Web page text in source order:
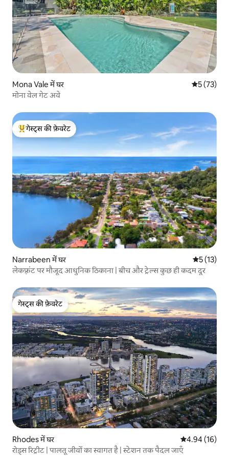
Mona Vale में घर औसत रेटिंग
5 (73)
मोना वेल गेट अवे
गेस्ट्स का टॉप फ़ेवरेट
गेस्ट्स की फ़ेवरेट
Narrabeen में घर औसत रेटिंग
5 (13)
लेकफ़्रंट पर मौजूद आधुनिक ठिकाना | बीच और ट्रेल्स कुछ ही कदम दूर
गेस्ट्स की फ़ेवरेट
गेस्ट्स की फ़ेवरेट
Rhodes में घर औसत रेटिंग 5 में
4.94 (16)
रोड्स रिट्रीट | पालतू जीवों का स्वागत है | स्टेशन तक पैदल जाएँ